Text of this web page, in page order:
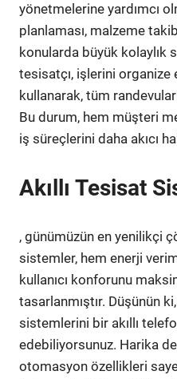
yönetmelerine yardımcı
planlaması, malzeme
konularda büyük kolaylık
tesisatçı, işlerini
kullanarak, tüm
Bu durum, hem müşteri
iş süreçlerini daha akıcı
Akıllı Tesisat
, günümüzün en yenilikçi
sistemler, hem enerji
kullanıcı konforunu
tasarlanmıştır. Düşünün
sistemlerini bir akıllı
edebiliyorsunuz. Harika
otomasyon özellikleri